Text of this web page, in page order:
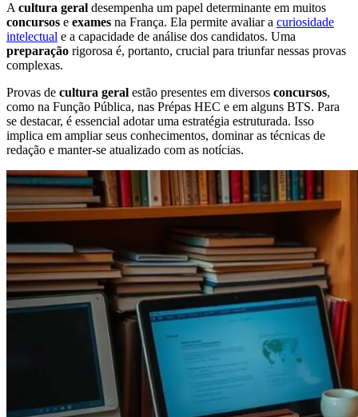
A cultura geral desempenha um papel determinante em muitos
concursos e exames na França. Ela permite avaliar a curiosidade
intelectual e a capacidade de análise dos candidatos. Uma
preparação rigorosa é, portanto, crucial para triunfar nessas provas
complexas.
Provas de cultura geral estão presentes em diversos concursos,
como na Função Pública, nas Prépas HEC e em alguns BTS. Para
se destacar, é essencial adotar uma estratégia estruturada. Isso
implica em ampliar seus conhecimentos, dominar as técnicas de
redação e manter-se atualizado com as notícias.